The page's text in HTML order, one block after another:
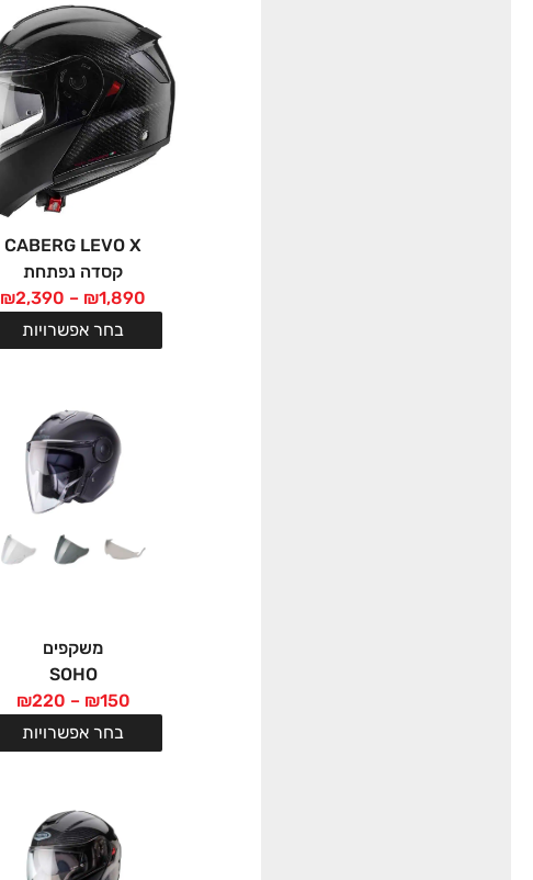
CABERG LEVO X
קסדה נפתחת
₪1,890
–
₪2,390
בחר אפשרויות
משקפים
SOHO
₪150
–
₪220
בחר אפשרויות